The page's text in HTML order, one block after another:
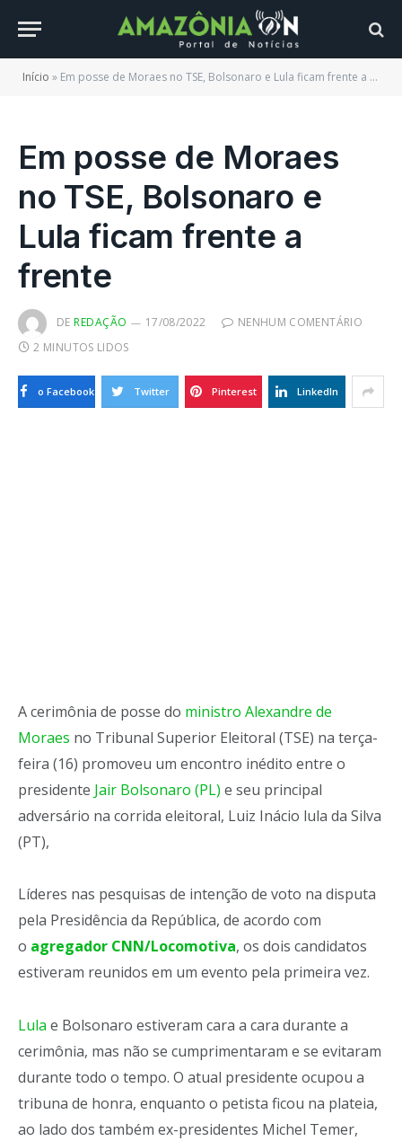
Início » Em posse de Moraes no TSE, Bolsonaro e Lula ficam frente a frente
Em posse de Moraes
no TSE, Bolsonaro e
Lula ficam frente a
frente
DE REDAÇÃO 17/08/2022
NENHUM COMENTÁRIO
2 MINUTOS LIDOS
o Facebook Twitter Pinterest LinkedIn
A cerimônia de posse do ministro Alexandre de
Moraes no Tribunal Superior Eleitoral (TSE) na terça-
feira (16) promoveu um encontro inédito entre o
presidente Jair Bolsonaro (PL) e seu principal
adversário na corrida eleitoral, Luiz Inácio lula da Silva
(PT),
Líderes nas pesquisas de intenção de voto na disputa
pela Presidência da República, de acordo com
o agregador CNN/Locomotiva, os dois candidatos
estiveram reunidos em um evento pela primeira vez.
Lula e Bolsonaro estiveram cara a cara durante a
cerimônia, mas não se cumprimentaram e se evitaram
durante todo o tempo. O atual presidente ocupou a
tribuna de honra, enquanto o petista ficou na plateia,
ao lado dos também ex-presidentes Michel Temer,